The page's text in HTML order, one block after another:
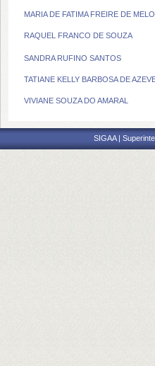
MARIA DE FATIMA FREIRE DE
RAQUEL FRANCO DE SOUZA
SANDRA RUFINO SANTOS
TATIANE KELLY BARBOSA DE
VIVIANE SOUZA DO AMARAL
SIGAA |